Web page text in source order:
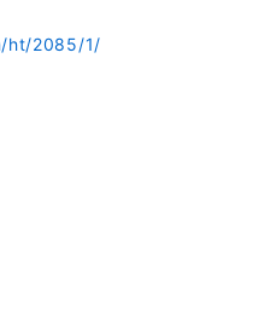
ht/2085/1/